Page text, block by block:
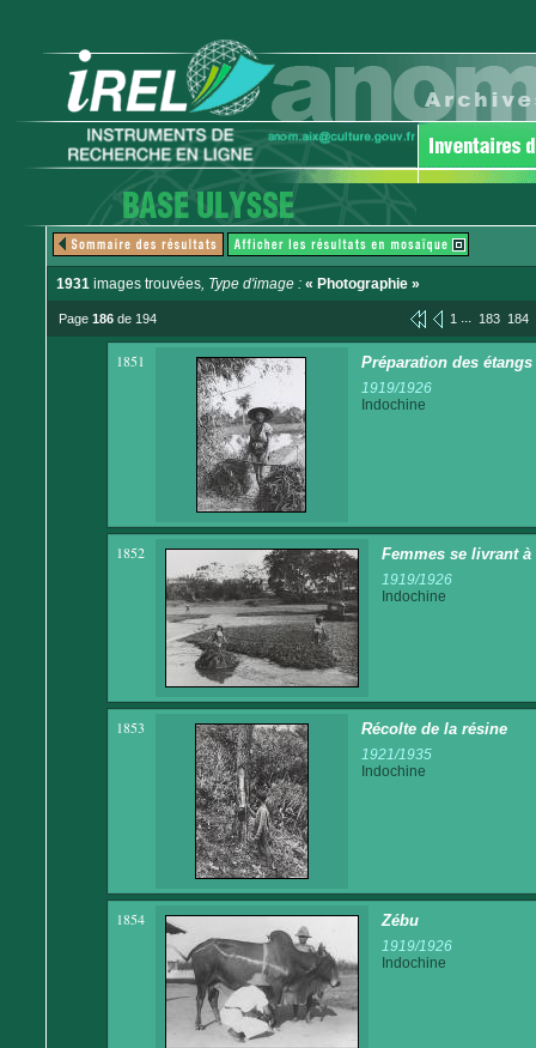
1931 images trouvées, Type d'image : « Photographie »
Page 186 de 194 1 ... 183 184
1851 Préparation des
1919/1926
Indochine
1852 Femmes se livrant
1919/1926
Indochine
1853 Récolte de la résine
1921/1935
Indochine
1854 Zébu
1919/1926
Indochine